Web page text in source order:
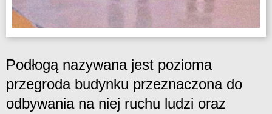
Podłogą nazywana jest pozioma
przegroda budynku przeznaczona do
odbywania na niej ruchu ludzi oraz